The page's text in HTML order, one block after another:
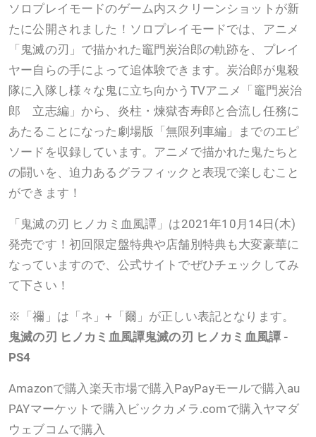
ソロプレイモードのゲーム内スクリーンショットが新
たに公開されました！ソロプレイモードでは、アニメ
「鬼滅の刃」で描かれた竈門炭治郎の軌跡を、プレイ
ヤー自らの手によって追体験できます。炭治郎が鬼殺
隊に入隊し様々な鬼に立ち向かうTVアニメ「竈門炭治
郎 立志編」から、炎柱・煉獄杏寿郎と合流し任務に
あたることになった劇場版「無限列車編」までのエピ
ソードを収録しています。アニメで描かれた鬼たちと
の闘いを、迫力あるグラフィックと表現で楽しむこと
ができます！
「鬼滅の刃 ヒノカミ血風譚」は2021年10月14日(木)
発売です！初回限定盤特典や店舗別特典も大変豪華に
なっていますので、公式サイトでぜひチェックしてみ
て下さい！
※「禰」は「ネ」+「爾」が正しい表記となります。
鬼滅の刃 ヒノカミ血風譚鬼滅の刃 ヒノカミ血風譚 -
PS4
Amazonで購入楽天市場で購入PayPayモールで購入au
PAYマーケットで購入ビックカメラ.comで購入ヤマダ
ウェブコムで購入